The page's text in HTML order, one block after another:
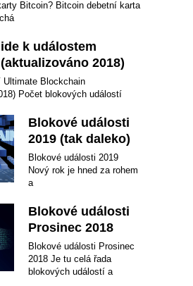
Bitcoin? Bitcoin debetní karta
k událostem
2018)
Ultimate Blockchain
Počet blokových událostí
Blokové události
2019 (tak daleko)
Blokové události 2019
Nový rok je hned za rohem
a
Blokové události
Prosinec 2018
Blokové události Prosinec
2018 Je tu celá řada
blokových událostí a